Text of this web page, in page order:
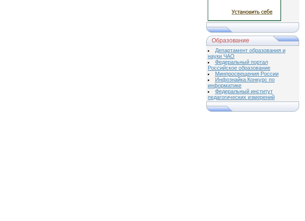
Образование
Департамент образования и
науки ЧАО
Федеральный портал
Российское образование
Минпросвещения России
Инфознайка.Конкурс по
информатике
Федеральный институт
педагогических измерений